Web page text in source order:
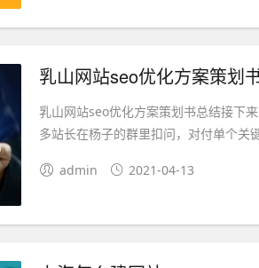
乳山网站seo优化方案策划
乳山网站seo优化方案策划书总结接下
多站长在杨子的群里扣问，对付单个关
admin 2021-04-13